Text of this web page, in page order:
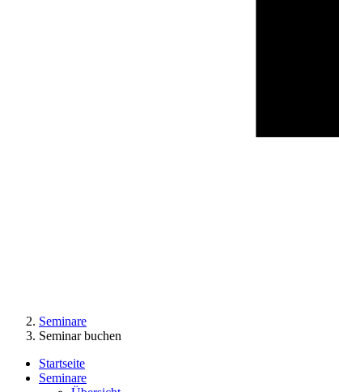
Seminare
Seminar buchen
Startseite
Seminare